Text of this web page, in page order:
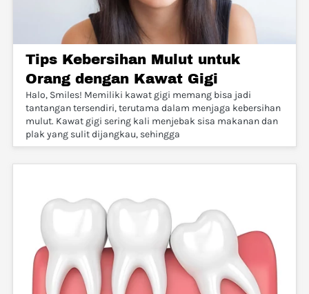
Tips Kebersihan Mulut untuk
Orang dengan Kawat Gigi
Halo, Smiles! Memiliki kawat gigi memang bisa jadi
tantangan tersendiri, terutama dalam menjaga kebersihan
mulut. Kawat gigi sering kali menjebak sisa makanan dan
plak yang sulit dijangkau, sehingga